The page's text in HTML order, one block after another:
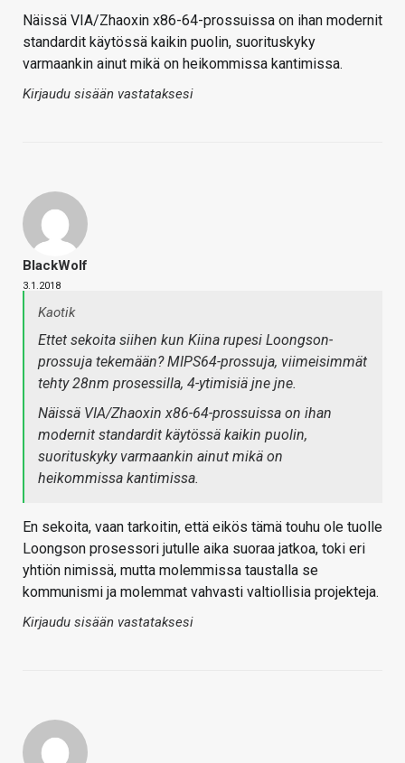
Näissä VIA/Zhaoxin x86-64-prossuissa on ihan modernit
standardit käytössä kaikin puolin, suorituskyky
varmaankin ainut mikä on heikommissa kantimissa.
Kirjaudu sisään vastataksesi
BlackWolf
3.1.2018
Kaotik
Ettet sekoita siihen kun Kiina rupesi Loongson-
prossuja tekemään? MIPS64-prossuja, viimeisimmät
tehty 28nm prosessilla, 4-ytimisiä jne jne.
Näissä VIA/Zhaoxin x86-64-prossuissa on ihan
modernit standardit käytössä kaikin puolin,
suorituskyky varmaankin ainut mikä on
heikommissa kantimissa.
En sekoita, vaan tarkoitin, että eikös tämä touhu ole tuolle
Loongson prosessori jutulle aika suoraa jatkoa, toki eri
yhtiön nimissä, mutta molemmissa taustalla se
kommunismi ja molemmat vahvasti valtiollisia projekteja.
Kirjaudu sisään vastataksesi